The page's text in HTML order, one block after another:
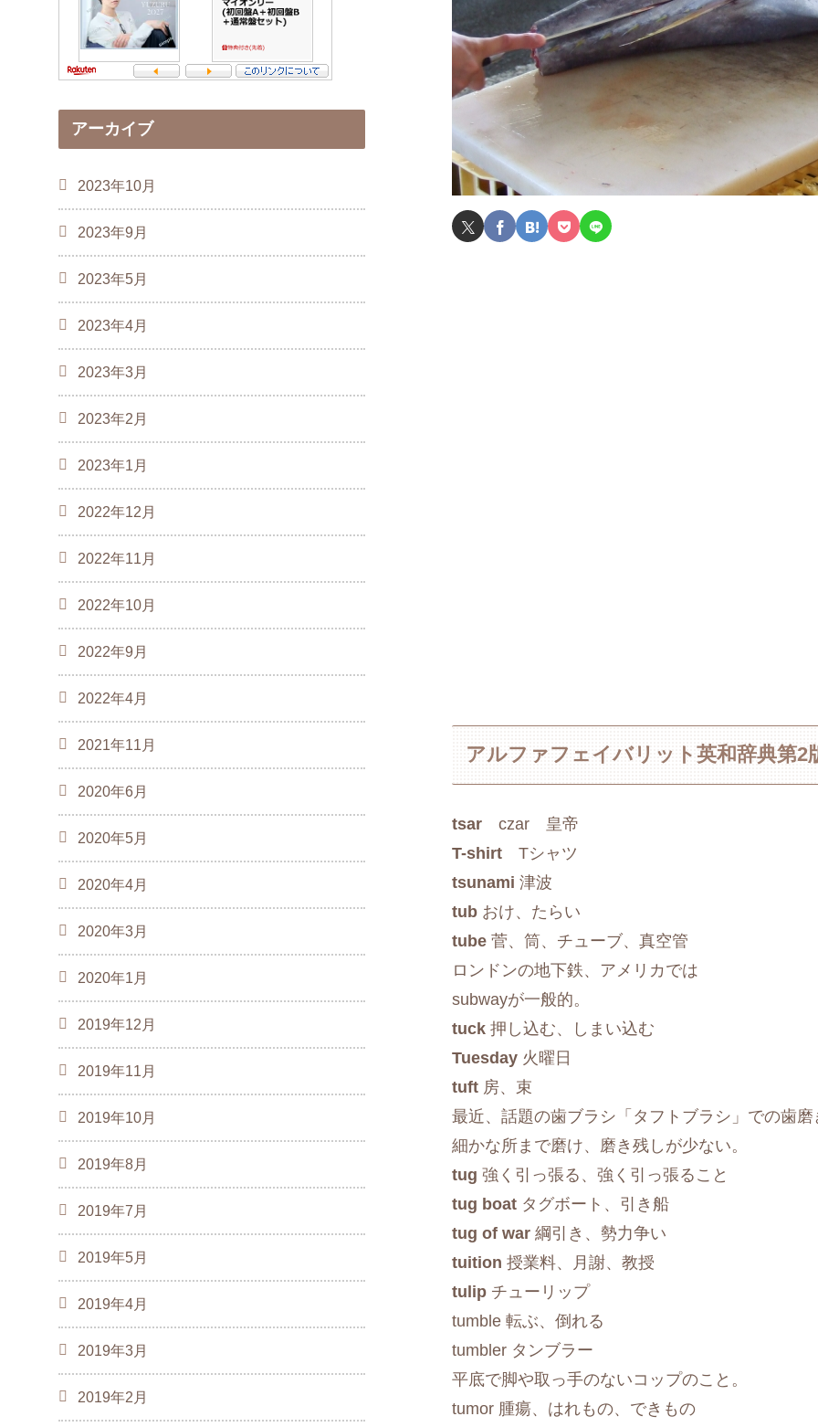
アルファフェイバリット英和辞典第2
tsar czar 皇帝
T-shirt Tシャツ
tsunami 津波
tub おけ、たらい
tube 菅、筒、チューブ、真空管
ロンドンの地下鉄、アメリカでは
subwayが一般的。
tuck 押し込む、しまい込む
Tuesday 火曜日
tuft 房、束
最近、話題の歯ブラシ「タフトブラシ」での歯磨
細かな所まで磨け、磨き残しが少ない。
tug 強く引っ張る、強く引っ張ること
tug boat タグボート、引き船
tug of war 綱引き、勢力争い
tuition 授業料、月謝、教授
tulip チューリップ
tumble 転ぶ、倒れる
tumbler タンブラー
平底で脚や取っ手のないコップのこと。
tumor 腫瘍、はれもの、できもの
アーカイブ
2023年10月
2023年9月
2023年5月
2023年4月
2023年3月
2023年2月
2023年1月
2022年12月
2022年11月
2022年10月
2022年9月
2022年4月
2021年11月
2020年6月
2020年5月
2020年4月
2020年3月
2020年1月
2019年12月
2019年11月
2019年10月
2019年8月
2019年7月
2019年5月
2019年4月
2019年3月
2019年2月